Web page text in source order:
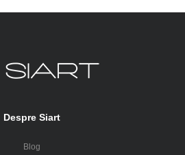
Despre Siart
Blog